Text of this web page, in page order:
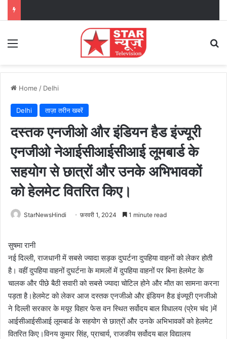
Menu
Home / Delhi
Delhi ताज़ा तरीन खबरें
दस्तक एनजीओ और इंडियन हैड इंज्यूरी
एनजीओ नेआईसीआईसीआई लूमबार्ड ‌के
सहयोग से छात्रों और उनके अभिभावकों
को हेलमेट वितरित किए।
StarNewsHindi फ़रवरी 1, 2024 1 minute read
सुषमा रानी
नई दिल्ली, राजधानी में सबसे ज्यादा सड़क दुघर्टना दुपहिया वाहनों को लेकर होती
है। वहीं दुपहिया वाहनों दुघर्टना के मामलों में दुपहिया वाहनों पर बिना हेलमेट के
चालक और पीछे बैठी सवारी को सबसे ज्यादा चोटिल होने और मौत का सामना करना
पड़ता है।हेलमेट को लेकर आज दस्तक एनजीओ और इंडियन हैड इंज्यूरी एनजीओ
ने दिल्ली सरकार के मयूर विहार फेस वन स्थित सर्वोदय बाल विधालय (प्रेम चंद )में
आईसीआईसीआई लूमबार्ड ‌के सहयोग से छात्रों और उनके अभिभावकों को हेलमेट
वितरित किए।विनय कुमार सिंह, प्राचार्य, राजकीय सर्वोदय बाल विद्यालय